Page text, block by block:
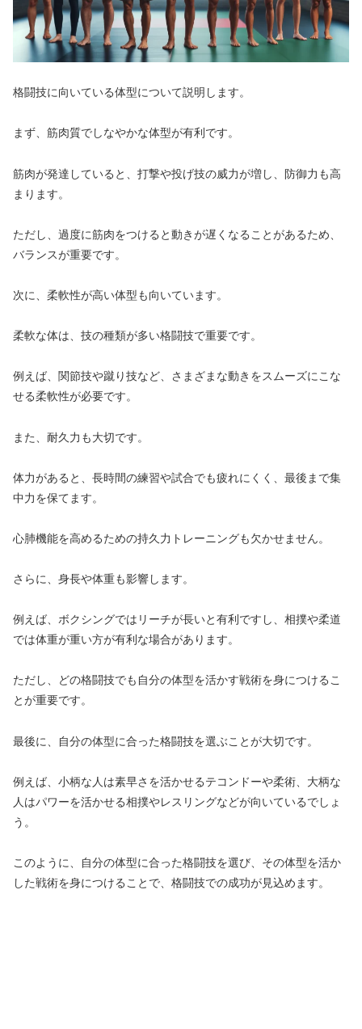
格闘技に向いている体型について説明します。
まず、筋肉質でしなやかな体型が有利です。
筋肉が発達していると、打撃や投げ技の威力が増し、防御力も高
まります。
ただし、過度に筋肉をつけると動きが遅くなることがあるため、
バランスが重要です。
次に、柔軟性が高い体型も向いています。
柔軟な体は、技の種類が多い格闘技で重要です。
例えば、関節技や蹴り技など、さまざまな動きをスムーズにこな
せる柔軟性が必要です。
また、耐久力も大切です。
体力があると、長時間の練習や試合でも疲れにくく、最後まで集
中力を保てます。
心肺機能を高めるための持久力トレーニングも欠かせません。
さらに、身長や体重も影響します。
例えば、ボクシングではリーチが長いと有利ですし、相撲や柔道
では体重が重い方が有利な場合があります。
ただし、どの格闘技でも自分の体型を活かす戦術を身につけるこ
とが重要です。
最後に、自分の体型に合った格闘技を選ぶことが大切です。
例えば、小柄な人は素早さを活かせるテコンドーや柔術、大柄な
人はパワーを活かせる相撲やレスリングなどが向いているでしょ
う。
このように、自分の体型に合った格闘技を選び、その体型を活か
した戦術を身につけることで、格闘技での成功が見込めます。